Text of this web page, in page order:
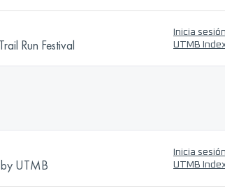
Run Festival
Inicia
UTMB
UTMB
Inicia
UTMB